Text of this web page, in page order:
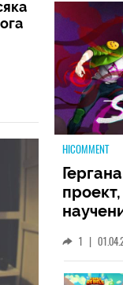
HICOMMENT
който
като
1 |